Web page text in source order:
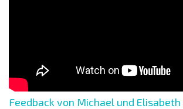
Feedback von Michael und